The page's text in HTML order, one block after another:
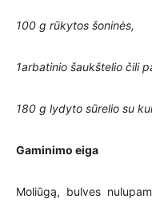
100 g rūkytos šoninės,
1arbatinio šaukštelio čili
180 g lydyto sūrelio su
Gaminimo eiga
Moliūgą, bulves